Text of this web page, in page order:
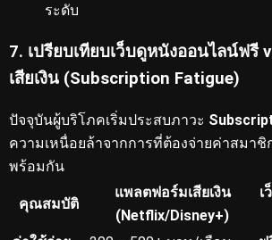
ระดับ
7. เปรียบเทียบเว็บดูหนังออนไลน์ฟรี
เสียเงิน (Subscription Fatigue)
ปัจจุบันผู้บริโภคเริ่มประสบภาวะ
ความเหนื่อยล้าจากการที่ต้องจ่ายค่าสมา
พร้อมกัน
คุณสมบัติ
แพลตฟอร์มเสียเงิน
(Netflix/Disney+)
เ